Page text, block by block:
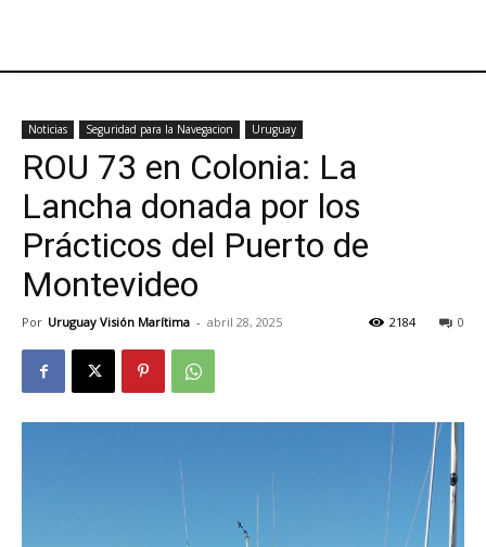
Noticias Seguridad para la Navegacion Uruguay
ROU 73 en Colonia: La
Lancha donada por los
Prácticos del Puerto de
Montevideo
Por Uruguay Visión Marítima - abril 28, 2025 0
2184